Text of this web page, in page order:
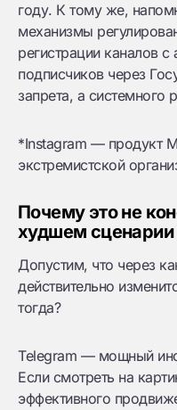
году. К тому же,
механизмы
регистрации каналов
подписчиков через
запрета, а системного
*Instagram — продукт
экстремистской
Почему это не
худшем сценарии
Допустим, что через
действительно
тогда?
Telegram — мощный
Если смотреть на
эффективного